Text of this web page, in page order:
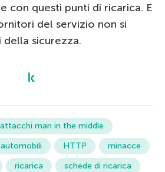
con questi punti di ricarica. E
del servizio non si
sicurezza.
attacchi man in the middle
automobili HTTP
minacce
ricarica
schede di ricarica